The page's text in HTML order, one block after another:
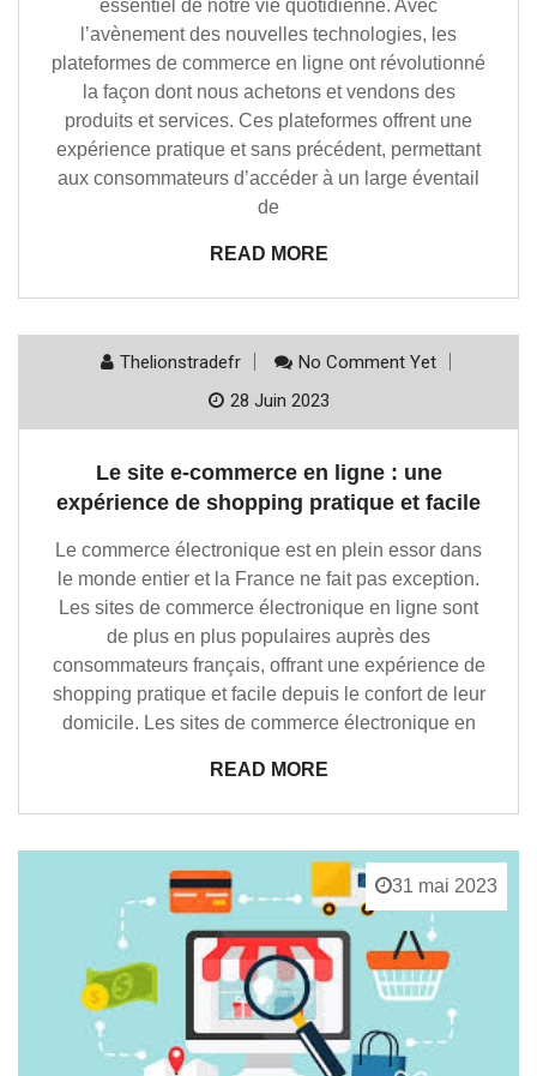
essentiel de notre vie quotidienne. Avec
l’avènement des nouvelles technologies, les
plateformes de commerce en ligne ont révolutionné
la façon dont nous achetons et vendons des
produits et services. Ces plateformes offrent une
expérience pratique et sans précédent, permettant
aux consommateurs d’accéder à un large éventail
de
READ MORE
Thelionstradefr
No Comment Yet
28 Juin 2023
Le site e-commerce en ligne : une
expérience de shopping pratique et facile
Le commerce électronique est en plein essor dans
le monde entier et la France ne fait pas exception.
Les sites de commerce électronique en ligne sont
de plus en plus populaires auprès des
consommateurs français, offrant une expérience de
shopping pratique et facile depuis le confort de leur
domicile. Les sites de commerce électronique en
READ MORE
31 mai 2023